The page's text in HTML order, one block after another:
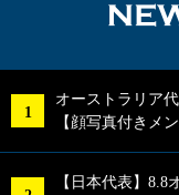
オーストラリア
【顔写真付きメ
【日本代表】